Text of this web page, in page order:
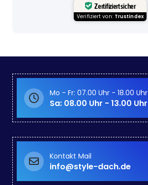
Zertifiziert sicher
Verifiziert von: Trustindex
Mo - Fr: 07.00 Uhr - 18.00 Uhr
Sa: 08.00 Uhr - 13.00 Uhr
Kontakt Mail
info@style-dach.de